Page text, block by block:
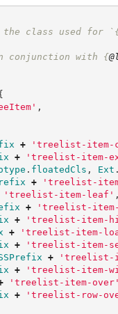
class used for `
conjunction with {
' ,
+ ' treelist-item-
+ ' treelist-item-
. floatedCls , Ext
+ ' treelist-
' treelist-item-leaf '
+ ' treelist-item-
+ ' treelist-item-
+ ' treelist-item-
+ ' treelist-item-
+ ' treelist-
+ ' treelist-item-
' treelist-item-over
+ ' treelist-row-